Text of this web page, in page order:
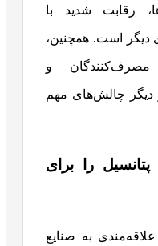
رقابت شدید با
دیگر است. همچنین،
و
دیگر چالش‌های مهم
را برای
به صنایع